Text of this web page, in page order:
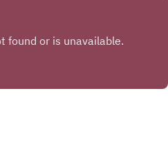
higher wages.